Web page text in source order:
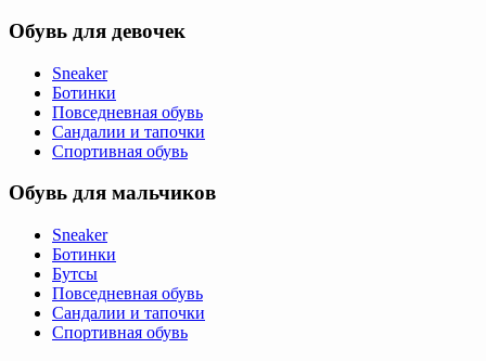
Обувь для девочек
Sneaker
Ботинки
Повседневная обувь
Сандалии и тапочки
Спортивная обувь
Обувь для мальчиков
Sneaker
Ботинки
Бутсы
Повседневная обувь
Сандалии и тапочки
Спортивная обувь